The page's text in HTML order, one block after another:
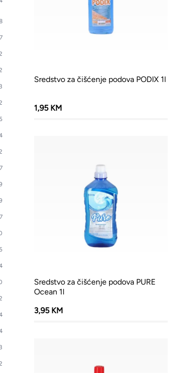
7
5
7
5
3
Sredstvo za čišćenje podova PODIX 1l
1,95 KM
Sredstvo za čišćenje podova PURE
Ocean 1l
3,95 KM